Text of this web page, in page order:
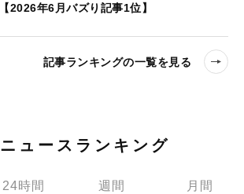
【2026年6月バズり記事1位】
記事ランキングの一覧を見る
ニュースランキング
24時間 週間 月間